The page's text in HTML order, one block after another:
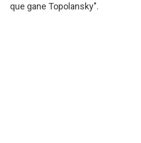
que gane Topolansky".